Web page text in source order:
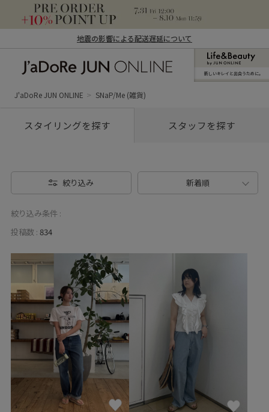
地震の影響による配送遅延について
ン オンライン）
新しいキレイと出合うために。
J'aDoRe JUN ONLINE SNaP/Me (雑貨)
スタイリングを探す スタッフを探す
絞り込み 新着順
絞り込み条件 :
投稿数 : 834